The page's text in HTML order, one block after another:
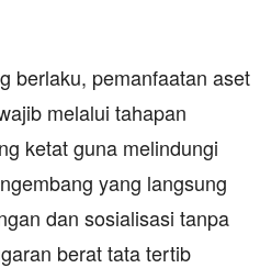
berlaku, pemanfaatan aset
melalui tahapan
ketat guna melindungi
yang langsung
dan sosialisasi tanpa
berat tata tertib